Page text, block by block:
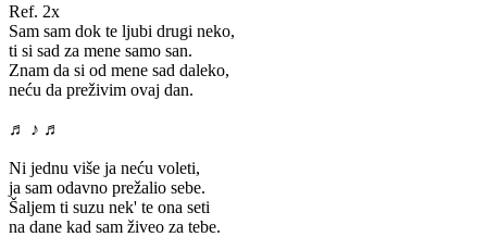
Ref. 2x
Sam sam dok te ljubi drugi neko,
ti si sad za mene samo san.
Znam da si od mene sad daleko,
neću da preživim ovaj dan.
♬ ♪ ♬
Ni jednu više ja neću voleti,
ja sam odavno prežalio sebe.
Šaljem ti suzu nek' te ona seti
na dane kad sam živeo za tebe.